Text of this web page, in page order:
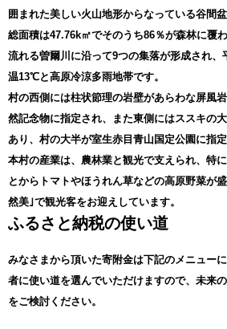
囲まれた美しい火山地形からなっている谷間盆
総面積は47.76k㎡でそのうち86％が森林に覆
流れる曽爾川に沿って9つの集落が形成され、
温13℃と高原冷涼多雨地帯です。
村の西側には柱状節理の岩壁があらわな屏風
然記念物に指定され、また東側にはススキの
あり、村の大半が室生赤目青山国定公園に指
本村の産業は、農林業と観光で支えられ、特
とからトマトやほうれん草などの高原野菜が
然美｣で観光客をお迎えしています。
ふるさと納税の使い道
みなさまから頂いた寄附金は下記のメニューに
者に使い道を選んでいただけますので、未来
をご検討ください。